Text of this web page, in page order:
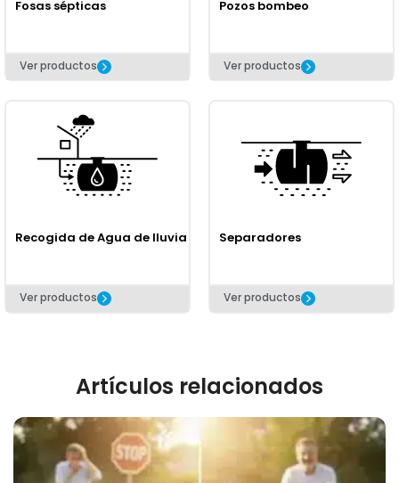
Fosas sépticas
Ver productos
Pozos bombeo
Ver productos
Recogida de Agua de lluvia
Ver productos
Separadores
Ver productos
Artículos relacionados